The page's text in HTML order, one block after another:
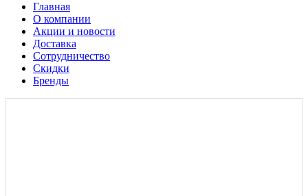
Главная
О компании
Акции и новости
Доставка
Сотрудничество
Скидки
Бренды